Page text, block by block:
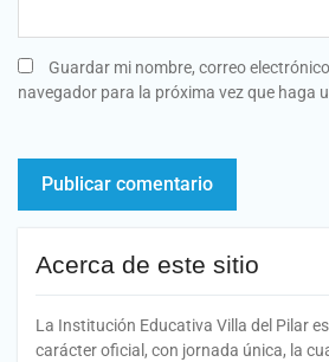
Guardar mi nombre, correo
navegador para la próxima vez que haga
Acerca de este sitio
La Institución Educativa Villa del Pilar
carácter oficial, con jornada única, la